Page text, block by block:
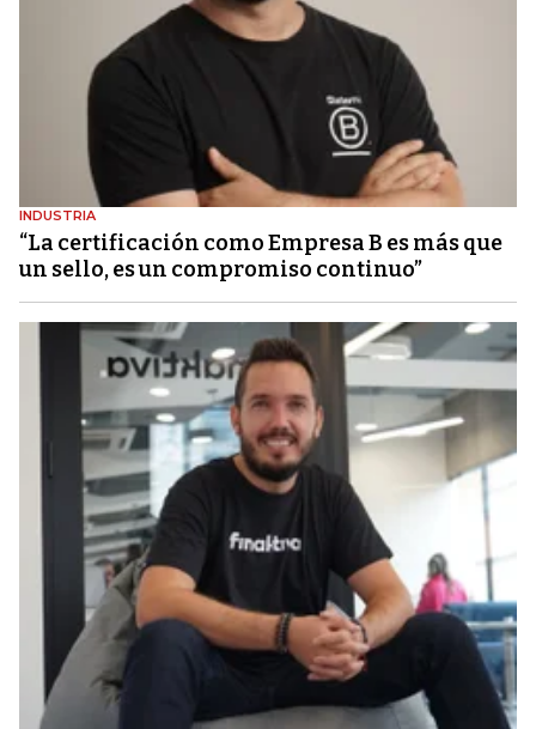
INDUSTRIA
“La certificación como Empresa B es más que
un sello, es un compromiso continuo”